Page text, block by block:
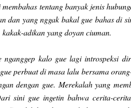
tentang banyak jenis
dan yang nggak bakal gue bahas di
adikan yang doyan ciuman.
kalo gue lagi introspeksi
perbuat di masa lalu bersama
dengan gue. Merekalah yang
sini gue ingetin bahwa cerita-